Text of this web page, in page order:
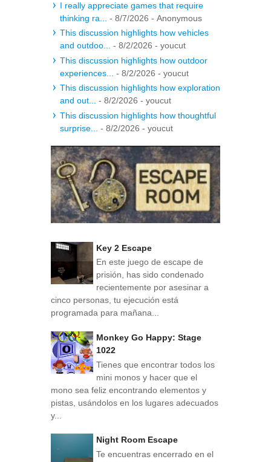
I really appreciate games that require
thinking ra...
- 8/7/2026 - Anonymous
This discussion highlights how vehicles
and outdoo... - 8/2/2026 - youcut
This discussion highlights how outdoor
experiences...
- 8/2/2026 - youcut
This discussion highlights how exploration
and out... - 8/2/2026 - youcut
This discussion highlights how thoughtful
surprise...
- 8/2/2026 - youcut
Key 2 Escape
En este juego de escape de
prisión, has sido condenado
recientemente por asesinar a
cinco personas, tu ejecución está
programada para mañana...
Monkey Go Happy: Stage
1022
Tienes que encontrar todos los
mini monos y hacer que el
mono sea feliz encontrando elementos y
pistas, usándolos en los lugares adecuados
y...
Night Room Escape
Te encuentras encerrado en el